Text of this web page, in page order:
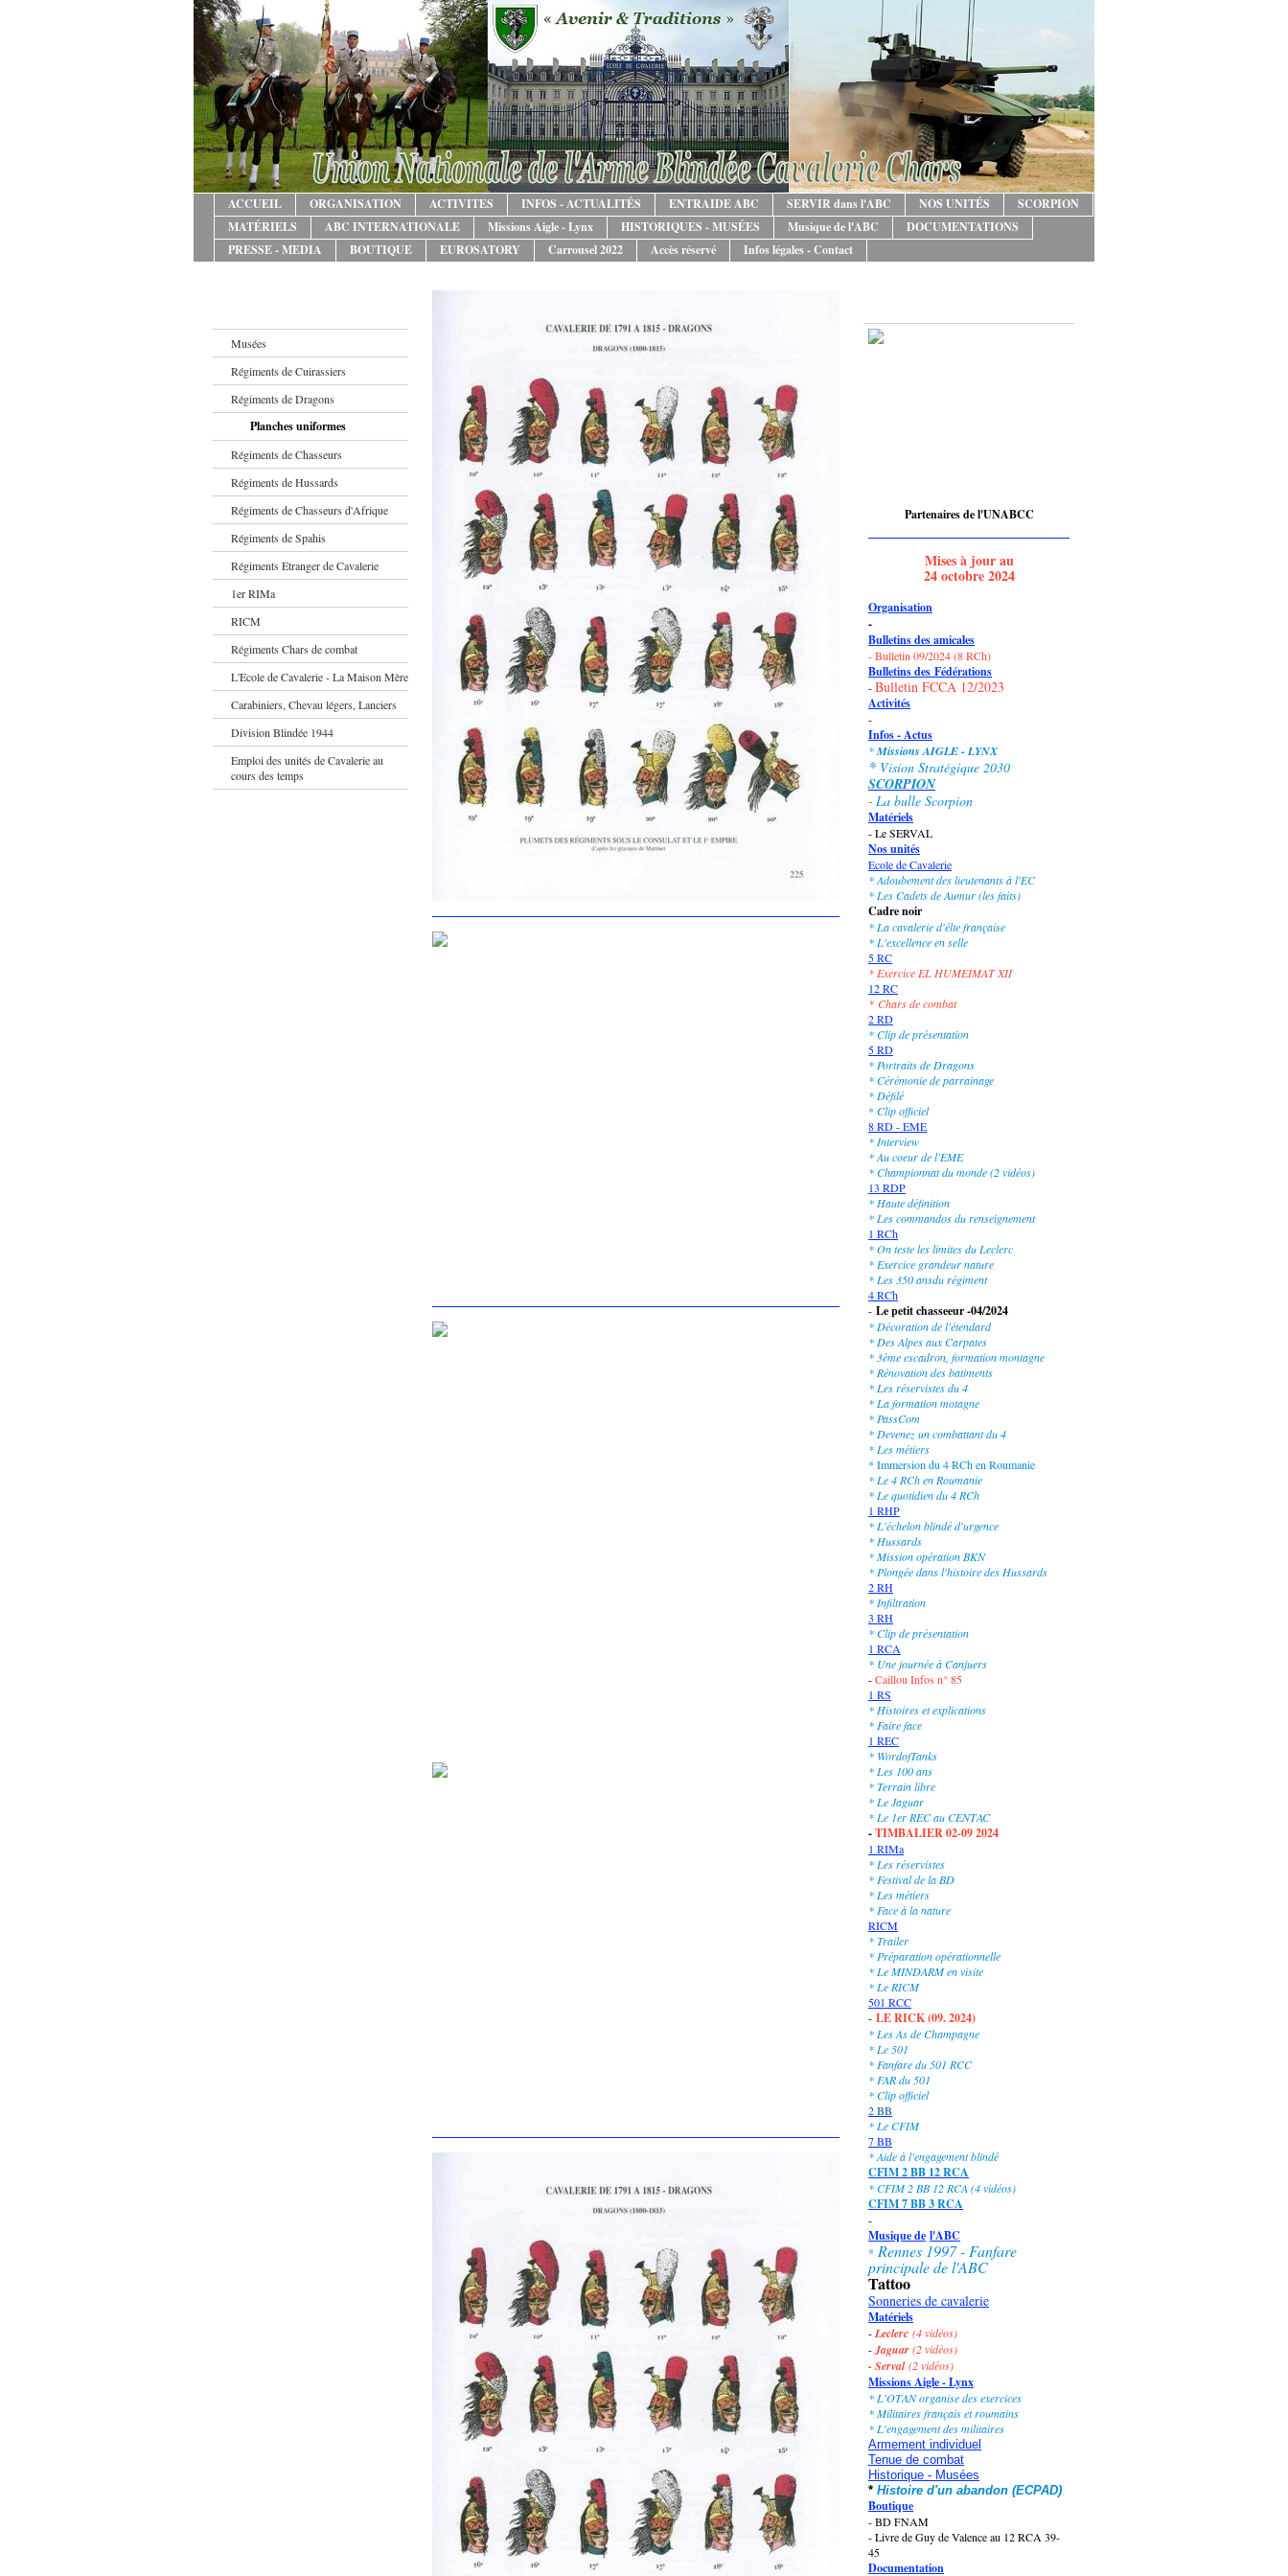
ACCUEIL ORGANISATION ACTIVITES INFOS - ACTUALITÉS ENTRAIDE ABC SERVIR dans l'ABC NOS UNITÉS
SCORPION
MATÉRIELS
ABC INTERNATIONALE Missions Aigle - Lynx HISTORIQUES - MUSÉES Musique de l'ABC
DOCUMENTATIONS
PRESSE - MEDIA
BOUTIQUE EUROSATORY Carrousel 2022 Accès réservé Infos légales - Contact
Musées
Régiments de Cuirassiers
Régiments de Dragons
Planches uniformes
Régiments de Chasseurs
Régiments de Hussards
Régiments de Chasseurs d'Afrique
Régiments de Spahis
Régiments Etranger de Cavalerie
1er RIMa
RICM
Régiments Chars de combat
L'Ecole de Cavalerie - La Maison Mère
Carabiniers, Chevau légers, Lanciers
Division Blindée 1944
Emploi des unités de Cavalerie au
cours des temps
Partenaires de l'UNABCC
Mises à jour au
24 octobre 2024
Organisation
-
Bulletins des amicales
- Bulletin 09/2024 (8 RCh)
Bulletins des Fédérations
-Bulletin FCCA 12/2023
Activités
-
Infos - Actus
*Missions AIGLE - LYNX
* Vision Stratégique 2030
SCORPION
- La bulle Scorpion
Matériels
- Le SERVAL
Nos unités
Ecole de Cavalerie
* Adoubement des lieutenants à l'EC
* Les Cadets de Aumur (les faits)
Cadre noir
* La cavalerie d'élte française
* L'excellence en selle
5 RC
* Exercice EL HUMEIMAT XII
12 RC
* Chars de combat
2 RD
* Clip de présentation
5 RD
* Portraits de Dragons
* Cérémonie de parrainage
* Défilé
* Clip officiel
8 RD - EME
* Interview
* Au coeur de l'EME
* Championnat du monde (2 vidéos)
13 RDP
* Haute définition
* Les commandos du renseignement
1 RCh
* On teste les limites du Leclerc
* Exercice grandeur nature
* Les 350 ansdu régiment
4 RCh
- Le petit chasseeur -04/2024
* Décoration de l'étendard
* Des Alpes aux Carpates
* 3ème escadron, formation montagne
* Rénovation des batiments
* Les réservistes du 4
* La formation motagne
* PassCom
* Devenez un combattant du 4
* Les métiers
* Immersion du 4 RCh en Roumanie
* Le 4 RCh en Roumanie
* Le quotidien du 4 RCh
1 RHP
* L'échelon blindé d'urgence
* Hussards
* Mission opération BKN
* Plongée dans l'histoire des Hussards
2 RH
* Infiltration
3 RH
* Clip de présentation
1 RCA
* Une journée à Canjuers
-Caillou Infos n° 85
1 RS
* Histoires et explications
* Faire face
1 REC
* WordofTanks
* Les 100 ans
* Terrain libre
* Le Jaguar
* Le 1er REC au CENTAC
-TIMBALIER 02-09 2024
1 RIMa
* Les réservistes
* Festival de la BD
* Les métiers
* Face à la nature
RICM
* Trailer
* Préparation opérationnelle
* Le MINDARM en visite
* Le RICM
501 RCC
- LE RICK (09. 2024)
* Les As de Champagne
* Le 501
* Fanfare du 501 RCC
* FAR du 501
* Clip officiel
2 BB
* Le CFIM
7 BB
* Aide à l'engagement blindé
CFIM 2 BB 12 RCA
* CFIM 2 BB 12 RCA (4 vidéos)
CFIM 7 BB 3 RCA
-
Musique de l'ABC
* Rennes 1997 - Fanfare
principale de l'ABC
Tattoo
Sonneries de cavalerie
Matériels
-Leclerc (4 vidéos)
-Jaguar(2 vidéos)
- Serval(2 vidéos)
Missions Aigle - Lynx
* L'OTAN organise des exercices
* Militaires français et roumains
* L'engagement des militaires
Armement individuel
Tenue de combat
Historique - Musées
* Histoire d'un abandon (ECPAD)
Boutique
-BD FNAM
-Livre de Guy de Valence au 12 RCA 39-
45
Documentation